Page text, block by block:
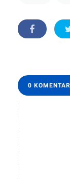
0 KOMENTAR